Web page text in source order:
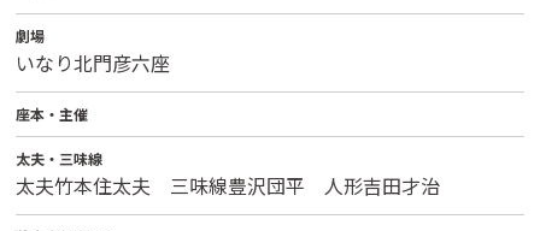
劇場
いなり北門彦六座
座本・主催
太夫・三味線
太夫竹本住太夫 三味線豊沢団平 人形吉田才治